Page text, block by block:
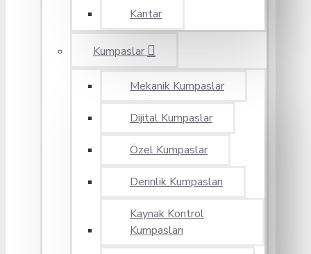
Kantar
Kumpaslar
Mekanik Kumpaslar
Dijital Kumpaslar
Özel Kumpaslar
Derinlik Kumpasları
Kaynak Kontrol
Kumpasları